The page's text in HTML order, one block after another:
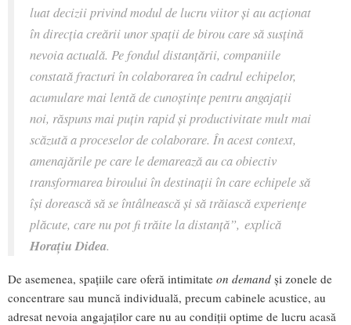
luat decizii privind modul de lucru viitor și au acționat
în direcția creării unor spații de birou care să susțină
nevoia actuală. Pe fondul distanțării, companiile
constată fracturi în colaborarea în cadrul echipelor,
acumulare mai lentă de cunoștințe pentru angajații
noi, răspuns mai puțin rapid și productivitate mult mai
scăzută a proceselor de colaborare. În acest context,
amenajările pe care le demarează au ca obiectiv
transformarea biroului îndestinații în care echipele să
își dorească să se întâlnească și să trăiască experiențe
plăcute, care nu pot fi trăite la distanță”, explică
Horațiu Didea.
De asemenea, spațiile care oferă intimitate on demand și zonele de
concentrare sau muncă individuală, precum cabinele acustice, au
adresat nevoia angajaților care nu au condiții optime de lucru acasă